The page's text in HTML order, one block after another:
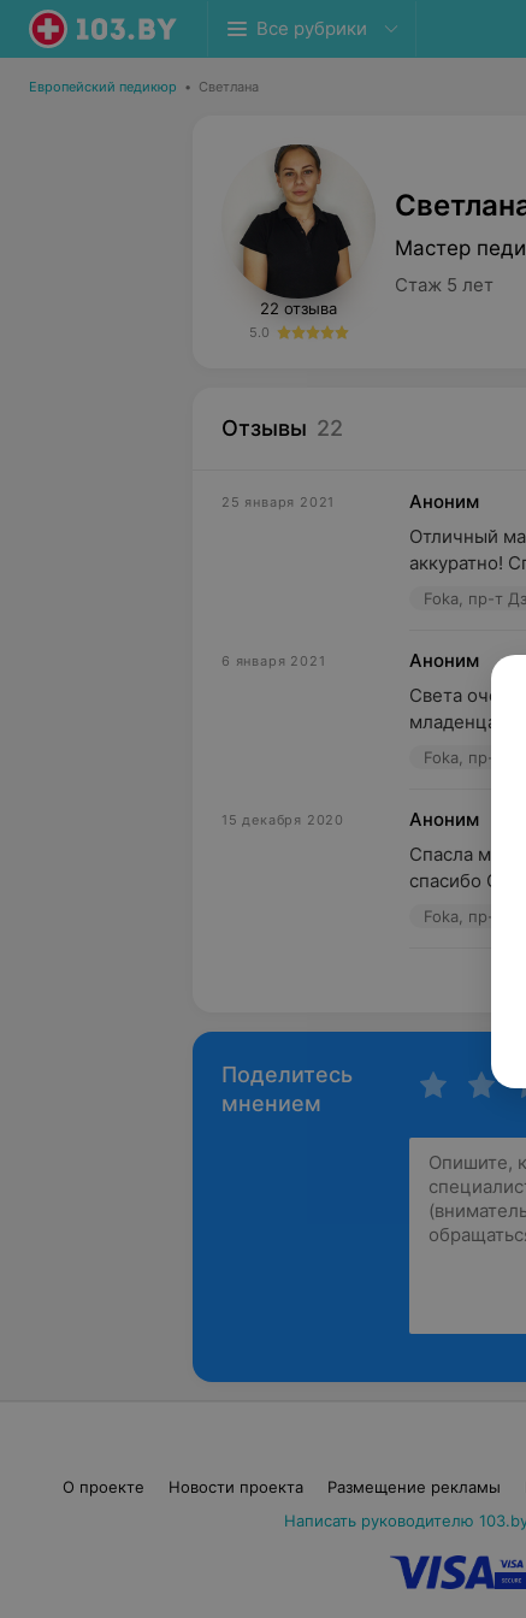
Все рубрики
Европейский педикюр • Светлана
22 отзыва
5.0
Мастер
Стаж 5 лет
Отзывы 22
25 января 2021
Аноним
Отличный
аккуратно!
Foka, пр-т
6 января 2021
Аноним
Света очень
младенца
Foka, пр-т
15 декабря 2020
Аноним
Спасла мои
спасибо
Foka, пр-т
Поделитесь
мнением
О проекте Новости проекта Размещение рекламы
Написать руководителю